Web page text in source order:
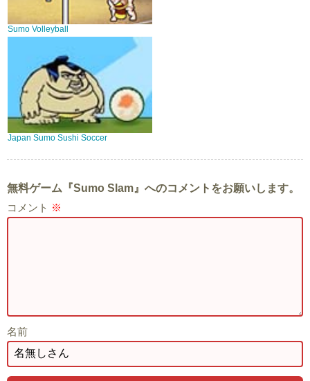
Sumo Volleyball
Japan Sumo Sushi Soccer
無料ゲーム『Sumo Slam』へのコメントをお願いします。
コメント ※
名前